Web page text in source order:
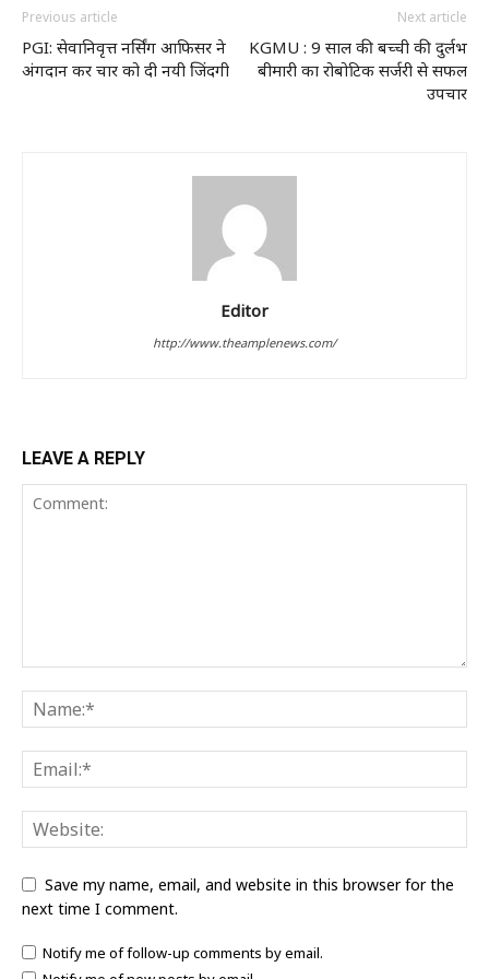
Previous article
PGI: सेवानिवृत्त नर्सिंग आफिसर ने
अंगदान कर चार को दी नयी जिंदगी
Next article
KGMU : 9 साल की बच्ची की दुर्लभ
बीमारी का रोबोटिक सर्जरी से सफल
उपचार
Editor
http://www.theamplenews.com/
LEAVE A REPLY
Save my name, email, and website in this browser for the
next time I comment.
Notify me of follow-up comments by email.